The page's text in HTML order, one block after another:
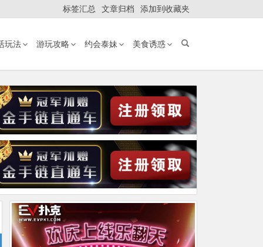
标签汇总 文章归档 添加到收藏夹
玩法 游玩攻略 约会泰妹 美食诱惑